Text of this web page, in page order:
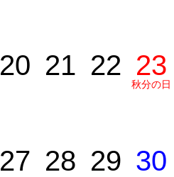
20 21 22 23
秋分の日
27 28 29 30